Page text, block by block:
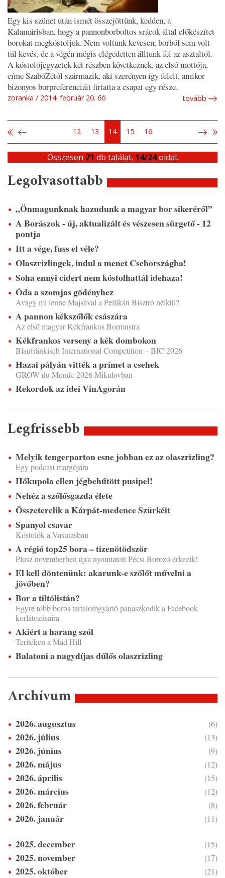
Egy kis szünet után ismét összejöttünk, kedden, a
Kalamárisban, hogy a pannonborboltos srácok által előkészítet
borokat megkóstoljuk. Nem voltunk kevesen, borból sem volt
túl kevés, de a végén mégis elégedetten álltunk fel az asztaltól.
A kóstolójegyzetek két részben következnek, az első mottója,
címe SzabóZétől származik, aki szerényen így felelt, amikor
bizonyos borpreferenciáit firtatta a csapat egy része.
zoranka 2014. február 20. 6ó tovább
12 13 14 15 16
Összesen 71 db találat. 14/24oldal.
Legolvasottabb
„Önmagunknak hazudunk a magyar bor sikeréről”
A Borászok - új, aktualizált és vészesen sürgető - 12
pontja
Itt a vége, fuss el véle?
Olaszrizlingek, indul a menet Csehországba!
Soha ennyi cidert nem kóstolhattál idehaza!
Óda a szomjas gödényhez
Avagy mi lenne Majsával a Pellikán Bisztró nélkül?
A pannon kékszőlők császára
Az első magyar Kékfrankos Bormustra
Kékfrankos verseny a kék dombokon
Blaufränkisch International Competition – BIC 2026
Hazai pályán vitték a prímet a csehek
GROW du Monde 2026 Mikulovban
Rekordok az idei VinAgorán
Legfrissebb
Melyik tengerparton esne jobban ez az olaszrizling?
Egy podcast margójára
Hőkupola ellen jégbehűtött pusipel!
Nehéz a szőlősgazda élete
Összeterelik a Kárpát-medence Szürkéit
Spanyol csavar
Kóstolók a Vasutasban
A régió top25 bora – tizenötödször
Plusz novemberben újra nyomtatott Pécsi Borozó érkezik!
El kell döntenünk: akarunk-e szőlőt művelni a
jövőben?
Bor a tiltólistán?
Egyre több boros tartalomgyártó panaszkodik a Facebook
korlátozásaira
Akiért a harang szól
Terítéken a Mád Hill
Balatoni a nagydíjas dűlős olaszrizling
Archívum
2026. augusztus (6)
2026. július (13)
2026. június (9)
2026. május (12)
2026. április (15)
2026. március (12)
2026. február (8)
2026. január (11)
2025. december (15)
2025. november (17)
2025. október (21)